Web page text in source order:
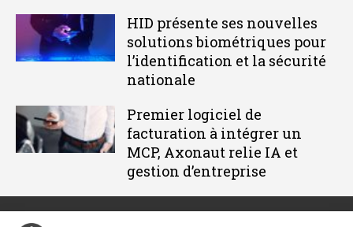
HID présente ses nouvelles
solutions biométriques pour
l’identification et la sécurité
nationale
Premier logiciel de
facturation à intégrer un
MCP, Axonaut relie IA et
gestion d’entreprise